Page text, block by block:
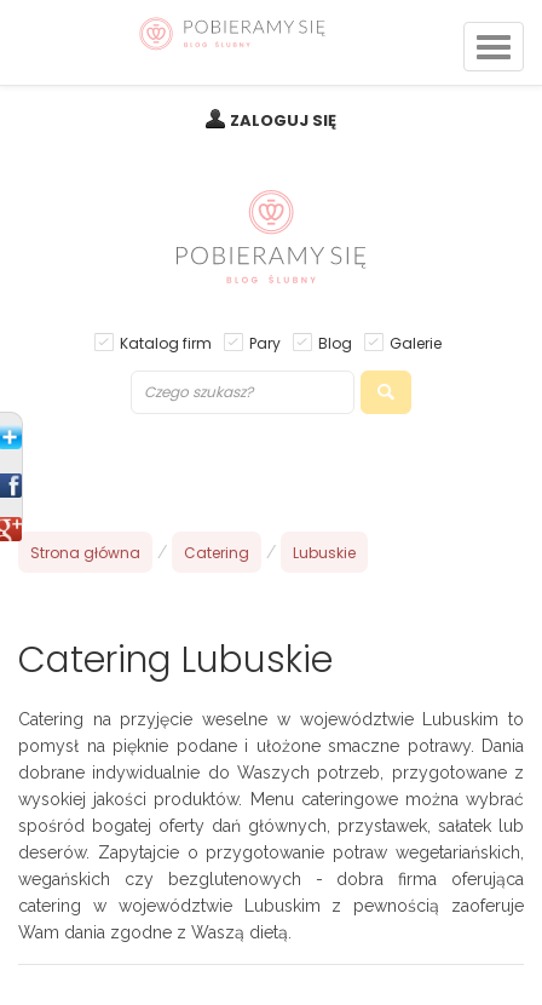
ZALOGUJ SIĘ
Katalog firm Pary Blog Galerie
Strona główna / Catering / Lubuskie
Catering Lubuskie
Catering na przyjęcie weselne w województwie Lubuskim to
pomysł na pięknie podane i ułożone smaczne potrawy. Dania
dobrane indywidualnie do Waszych potrzeb, przygotowane z
wysokiej jakości produktów. Menu cateringowe można wybrać
spośród bogatej oferty dań głównych, przystawek, sałatek lub
deserów. Zapytajcie o przygotowanie potraw wegetariańskich,
wegańskich czy bezglutenowych - dobra firma oferująca
catering w województwie Lubuskim z pewnością zaoferuje
Wam dania zgodne z Waszą dietą.